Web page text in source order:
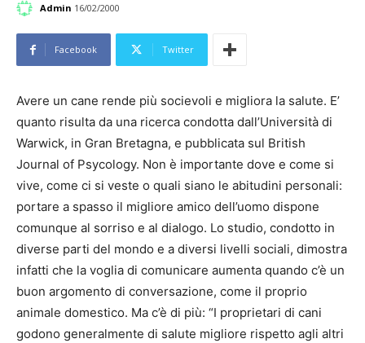
Admin 16/02/2000
Facebook Twitter
Avere un cane rende più socievoli e migliora la salute. E’
quanto risulta da una ricerca condotta dall’Università di
Warwick, in Gran Bretagna, e pubblicata sul British
Journal of Psycology. Non è importante dove e come si
vive, come ci si veste o quali siano le abitudini personali:
portare a spasso il migliore amico dell’uomo dispone
comunque al sorriso e al dialogo. Lo studio, condotto in
diverse parti del mondo e a diversi livelli sociali, dimostra
infatti che la voglia di comunicare aumenta quando c’è un
buon argomento di conversazione, come il proprio
animale domestico. Ma c’è di più: “I proprietari di cani
godono generalmente di salute migliore rispetto agli altri